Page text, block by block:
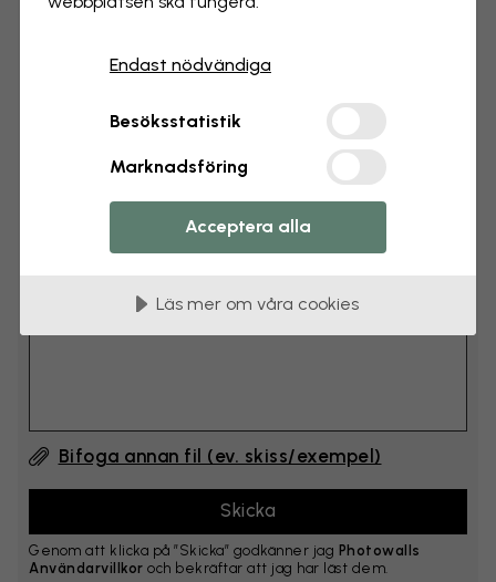
Lägg till kommentar
Kommentar #1
Bifoga annan fil (ev. skiss/exempel)
Genom att klicka på ”Skicka” godkänner jag Photowalls
Användarvillkor och bekräftar att jag har läst dem.
Endast nödvändiga
Besöksstatistik
Marknadsföring
Acceptera alla
Läs mer om våra cookies